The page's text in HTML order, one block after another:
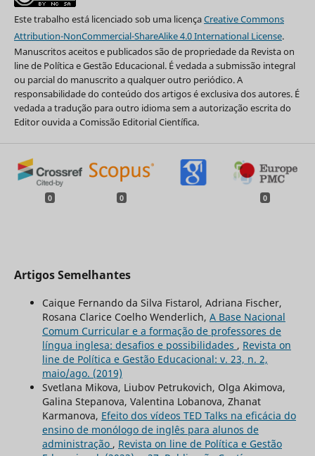
Este trabalho está licenciado sob uma licençaCreative Commons
Attribution-NonCommercial-ShareAlike 4.0 International License.
Manuscritos aceitos e publicados são de propriedade da Revista on
line de Política e Gestão Educacional. É vedada a submissão integral
ou parcial do manuscrito a qualquer outro periódico. A
responsabilidade do conteúdo dos artigos é exclusiva dos autores. É
vedada a tradução para outro idioma sem a autorização escrita do
Editor ouvida a Comissão Editorial Científica.
0 0 0
Artigos Semelhantes
Caique Fernando da Silva Fistarol, Adriana Fischer,
Rosana Clarice Coelho Wenderlich, A Base Nacional
Comum Curricular e a formação de professores de
língua inglesa: desafios e possibilidades , Revista on
line de Política e Gestão Educacional: v. 23, n. 2,
maio/ago. (2019)
Svetlana Mikova, Liubov Petrukovich, Olga Akimova,
Galina Stepanova, Valentina Lobanova, Zhanat
Karmanova, Efeito dos vídeos TED Talks na eficácia do
ensino de monólogo de inglês para alunos de
administração , Revista on line de Política e Gestão